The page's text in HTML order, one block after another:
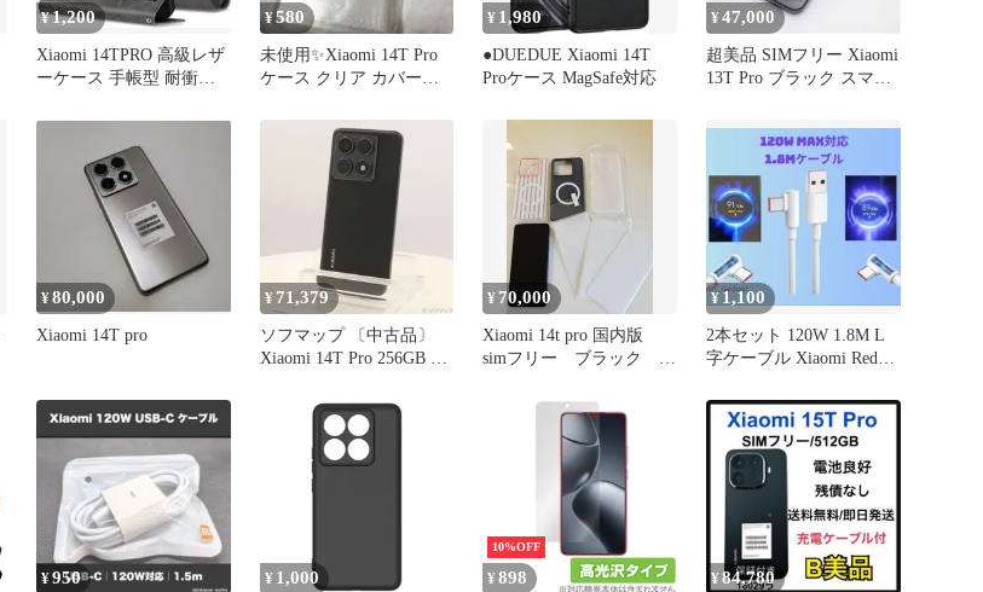
¥1,200
Xiaomi 14TPRO 高級レザ
ーケース 手帳型 耐衝撃
¥580
未使用✨️Xiaomi 14T Pro
ケース クリア カバー
¥ 1,980
●DUEDUE Xiaomi 14T
Proケース MagSafe対応
¥47,000
超美品 SIMフリー Xiaomi
13T Pro ブラック スマホ
¥80,000
Xiaomi 14T pro
¥ 71,379
ソフマップ 〔中古品〕
Xiaomi 14T Pro 256GB チ
MZB0HHKJP SIMフリー
¥ 70,000
Xiaomi 14t pro 国内版
simフリー ブラック ス
¥1,100
2本セット 120W 1.8M L
字ケーブル Xiaomi Redmi
¥950 ¥ 1,000
10%OFF
¥ 898 ¥ 84,780